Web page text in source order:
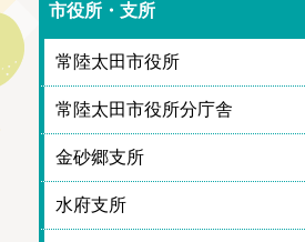
市役所・支所
常陸太田市役所
常陸太田市役所分庁舎
金砂郷支所
水府支所